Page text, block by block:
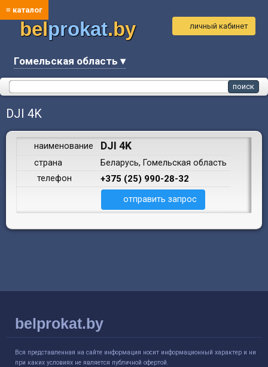
≡ каталог
belprokat.by
Гомельская область ▾
личный кабинет
DJI 4K
наименование DJI 4K
страна
Беларусь, Гомельская область
телефон
+375 (25) 990-28-32
отправить запрос
belprokat.by
Вся представленная на сайте информация носит информационный характер и ни
при каких условиях не является публичной офертой.